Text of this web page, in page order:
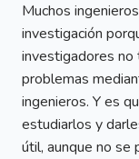
Muchos
investigación
investigadores no
problemas
ingenieros. Y es
estudiarlos y
útil, aunque no se